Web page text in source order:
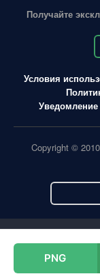
PNG
Получайте
Условия
Уведомление
Copyright ©